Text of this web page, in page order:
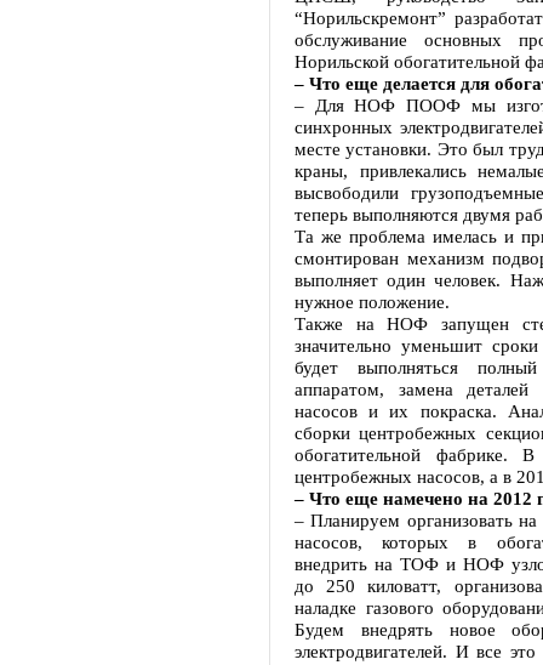
“Норильскремонт”
обслуживание основных
Норильской обогатительной
– Что еще делается для
– Для НОФ ПООФ мы
синхронных
месте установки. Это был
краны, привлекались
высвободили
теперь выполняются двумя
Та же проблема имелась и
смонтирован механизм
выполняет один человек.
нужное положение.
Также на НОФ запущен
значительно уменьшит
будет выполняться
аппаратом, замена
насосов и их покраска.
сборки центробежных
обогатительной фабрике.
центробежных насосов, а в
– Что еще намечено на 2012
– Планируем организовать
насосов, которых в
внедрить на ТОФ и НОФ
до 250 киловатт,
наладке газового
Будем внедрять новое
электродвигателей. И все